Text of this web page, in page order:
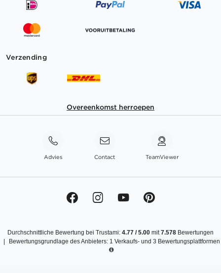
Verzending
Overeenkomst herroepen
Advies Contact TeamViewer
Durchschnittliche Bewertung bei Trustami: 4.77 /5.00 mit7.578 Bewertungen
Bewertungsgrundlage des Anbieters: 1 Verkaufs- und 3 Bewertungsplattformen